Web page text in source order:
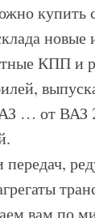
купить
новые
КПП и
… от ВАЗ
передач,
вам по